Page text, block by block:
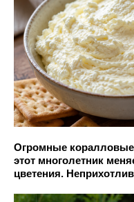
Огромные коралловые
этот многолетник
цветения.